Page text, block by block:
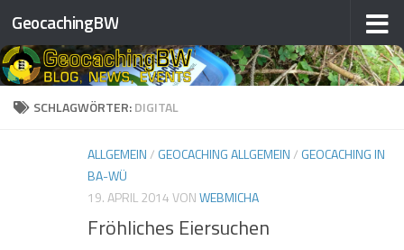
Zum Inhalt springen
GeocachingBW
SCHLAGWÖRTER:DIGITAL
ALLGEMEIN/ GEOCACHING ALLGEMEIN/ GEOCACHING IN
BA-WÜ
19. APRIL 2014VONWEBMICHA
Fröhliches Eiersuchen